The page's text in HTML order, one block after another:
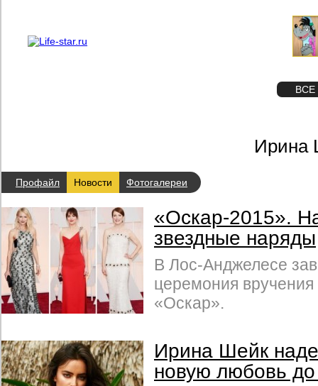
ВСЕ
Ирина
Профайл Новости Фотогалереи
«Оскар-2015».
звездные наряды
В Лос-Анджелесе
церемония
«Оскар».
Ирина Шейк
новую любовь